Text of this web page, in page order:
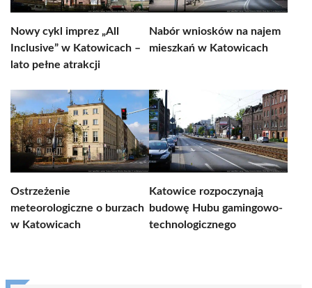
Nowy cykl imprez „All
Inclusive” w Katowicach –
lato pełne atrakcji
Nabór wniosków na najem
mieszkań w Katowicach
Ostrzeżenie
meteorologiczne o burzach
w Katowicach
Katowice rozpoczynają
budowę Hubu gamingowo-
technologicznego